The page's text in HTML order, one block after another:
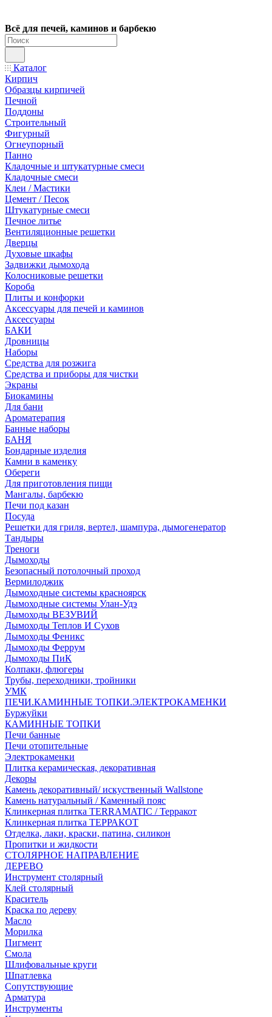
Всё для печей, каминов и барбекю
Каталог
Кирпич
Образцы кирпичей
Печной
Поддоны
Строительный
Фигурный
Огнеупорный
Панно
Кладочные и штукатурные смеси
Кладочные смеси
Клеи / Мастики
Цемент / Песок
Штукатурные смеси
Печное литье
Вентиляционные решетки
Дверцы
Духовые шкафы
Задвижки дымохода
Колосниковые решетки
Короба
Плиты и конфорки
Аксессуары для печей и каминов
Аксессуары
БАКИ
Дровницы
Наборы
Средства для розжига
Средства и приборы для чистки
Экраны
Биокамины
Для бани
Ароматерапия
Банные наборы
БАНЯ
Бондарные изделия
Камни в каменку
Обереги
Для приготовления пищи
Мангалы, барбекю
Печи под казан
Посуда
Решетки для гриля, вертел, шампура, дымогенератор
Тандыры
Треноги
Дымоходы
Безопасный потолочный проход
Вермилоджик
Дымоходные системы красноярск
Дымоходные системы Улан-Удэ
Дымоходы ВЕЗУВИЙ
Дымоходы Теплов И Сухов
Дымоходы Феникс
Дымоходы Феррум
Дымоходы ПиК
Колпаки, флюгеры
Трубы, переходники, тройники
УМК
ПЕЧИ.КАМИННЫЕ ТОПКИ.ЭЛЕКТРОКАМЕНКИ
Буржуйки
КАМИННЫЕ ТОПКИ
Печи банные
Печи отопительные
Электрокаменки
Плитка керамическая, декоративная
Декоры
Камень декоративный/ искуственный Wallstone
Камень натуральный / Каменный пояс
Клинкерная плитка TERRAMATIC / Терракот
Клинкерная плитка ТЕРРАКОТ
Отделка, лаки, краски, патина, силикон
Пропитки и жидкости
СТОЛЯРНОЕ НАПРАВЛЕНИЕ
ДЕРЕВО
Инструмент столярный
Клей столярный
Краситель
Краска по дереву
Масло
Морилка
Пигмент
Смола
Шлифовальные круги
Шпатлевка
Сопутствующие
Арматура
Инструменты